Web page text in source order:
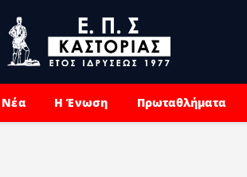
Νέα Η Ένωση Πρωταθλήματα